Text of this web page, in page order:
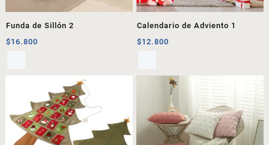
Funda de Sillón 2
$16.800
Calendario de Adviento 1
$12.800